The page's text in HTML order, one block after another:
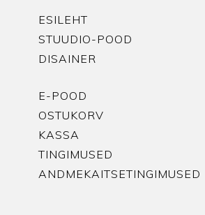
ESILEHT
STUUDIO-POOD
DISAINER
E-POOD
OSTUKORV
KASSA
TINGIMUSED
ANDMEKAITSETINGIMUSED